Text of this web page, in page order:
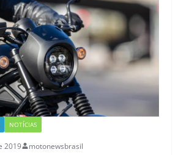
NOTÍCIAS
2019 motonewsbrasil